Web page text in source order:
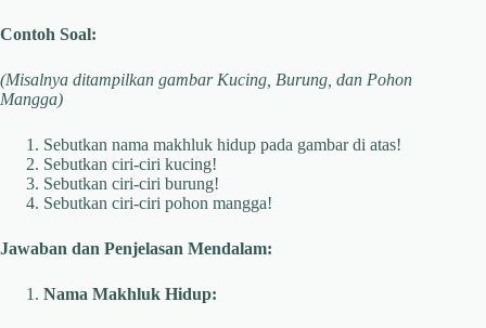
Contoh Soal:
(Misalnya ditampilkan gambar Kucing, Burung, dan Pohon
Mangga)
Sebutkan nama makhluk hidup pada gambar di atas!
Sebutkan ciri-ciri kucing!
Sebutkan ciri-ciri burung!
Sebutkan ciri-ciri pohon mangga!
Jawaban dan Penjelasan Mendalam:
Nama Makhluk Hidup: